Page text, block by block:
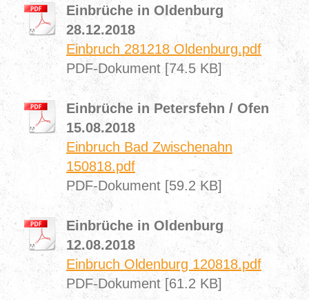
Einbrüche in Oldenburg
28.12.2018
Einbruch 281218 Oldenburg.pdf
PDF-Dokument [74.5 KB]
Einbrüche in Petersfehn / Ofen
15.08.2018
Einbruch Bad Zwischenahn
150818.pdf
PDF-Dokument [59.2 KB]
Einbrüche in Oldenburg
12.08.2018
Einbruch Oldenburg 120818.pdf
PDF-Dokument [61.2 KB]